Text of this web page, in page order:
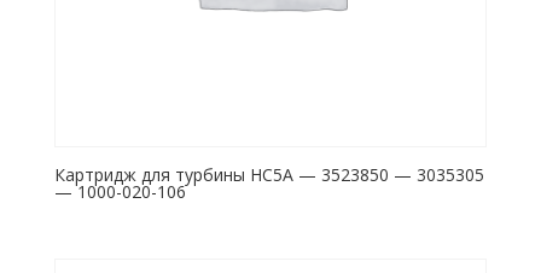
Картридж для турбины HC5A — 3523850 — 3035305
— 1000-020-106